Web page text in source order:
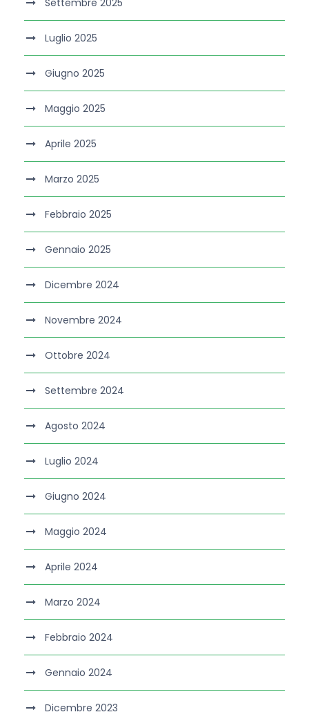
Settembre 2025
Luglio 2025
Giugno 2025
Maggio 2025
Aprile 2025
Marzo 2025
Febbraio 2025
Gennaio 2025
Dicembre 2024
Novembre 2024
Ottobre 2024
Settembre 2024
Agosto 2024
Luglio 2024
Giugno 2024
Maggio 2024
Aprile 2024
Marzo 2024
Febbraio 2024
Gennaio 2024
Dicembre 2023